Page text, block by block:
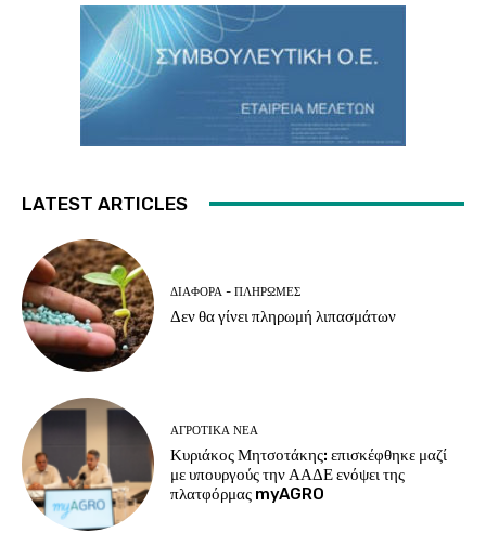
LATEST ARTICLES
ΔΙΆΦΟΡΑ - ΠΛΗΡΩΜΈΣ
Δεν θα γίνει πληρωμή λιπασμάτων
ΑΓΡΟΤΙΚΆ ΝΈΑ
Κυριάκος Μητσοτάκης: επισκέφθηκε μαζί
με υπουργούς την ΑΑΔΕ ενόψει της
πλατφόρμας myAGRO